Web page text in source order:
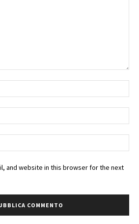
and website in this browser for the next